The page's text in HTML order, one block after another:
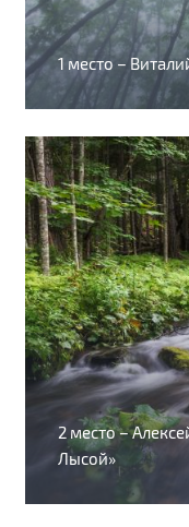
1 место –
2 место –
Лысой»